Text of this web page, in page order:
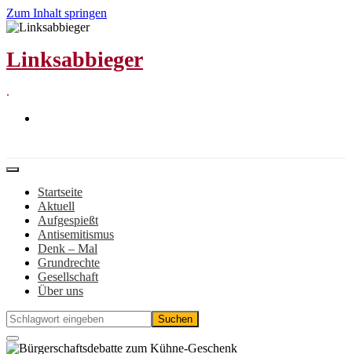
Zum Inhalt springen
Linksabbieger
.
Startseite
Aktuell
Aufgespießt
Antisemitismus
Denk – Mal
Grundrechte
Gesellschaft
Über uns